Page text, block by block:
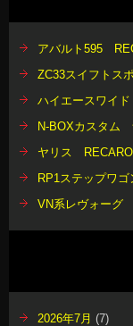
アバルト595
ZC33スイフトス
ハイエースワイ
N-BOXカスタ
ヤリス RECARO
RP1ステップワ
VN系レヴォーグ
2026年7月 (7)